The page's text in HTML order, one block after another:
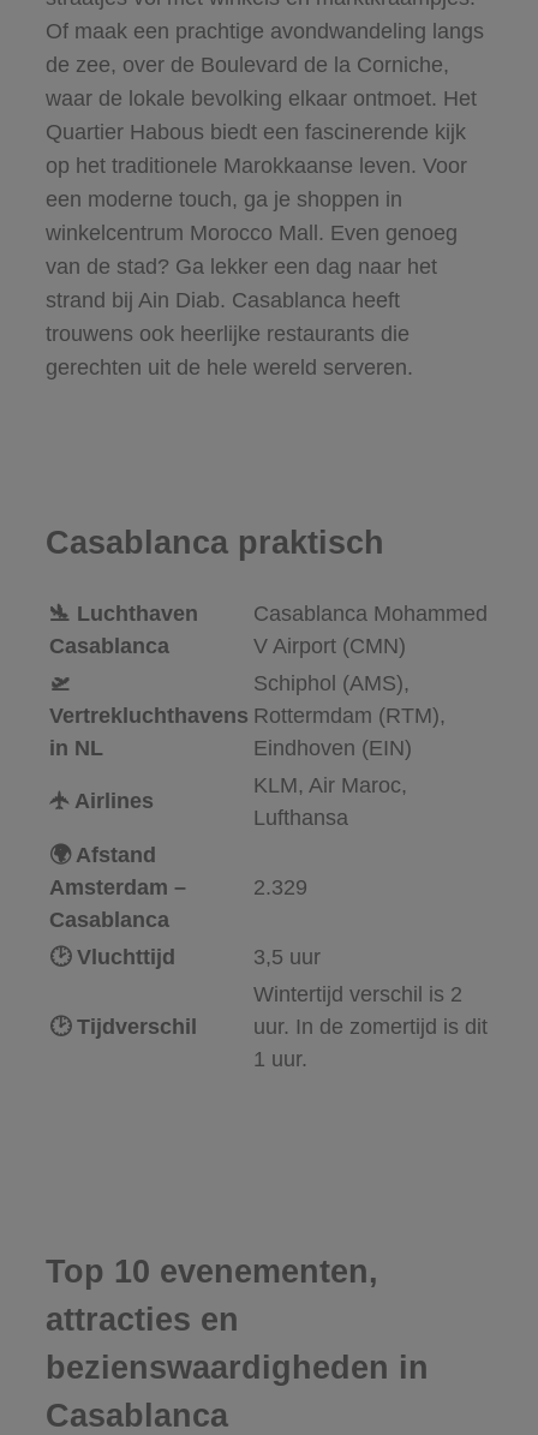
Of maak een prachtige avondwandeling langs
de zee, over de Boulevard de la Corniche,
waar de lokale bevolking elkaar ontmoet. Het
Quartier Habous biedt een fascinerende kijk
op het traditionele Marokkaanse leven. Voor
een moderne touch, ga je shoppen in
winkelcentrum Morocco Mall. Even genoeg
van de stad? Ga lekker een dag naar het
strand bij Ain Diab. Casablanca heeft
trouwens ook heerlijke restaurants die
gerechten uit de hele wereld serveren.
Casablanca praktisch
🛬 Luchthaven
Casablanca
Casablanca Mohammed
V Airport (CMN)
🛫
Vertrekluchthavens
in NL
Schiphol (AMS),
Rottermdam (RTM),
Eindhoven (EIN)
🛧 Airlines
KLM, Air Maroc,
Lufthansa
🌍 Afstand
Amsterdam –
Casablanca
2.329
🕑 Vluchttijd 3,5 uur
🕑 Tijdverschil
Wintertijd verschil is 2
uur. In de zomertijd is dit
1 uur.
Top 10 evenementen,
attracties en
bezienswaardigheden in
Casablanca